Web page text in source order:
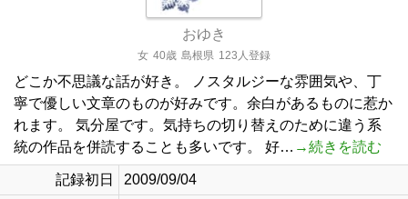
おゆき
女 40歳 島根県 123人登録
どこか不思議な話が好き。 ノスタルジーな雰囲気や、丁
寧で優しい文章のものが好みです。余白があるものに惹か
れます。 気分屋です。気持ちの切り替えのために違う系
統の作品を併読することも多いです。 好… →続きを読む
記録初日
2009/09/04